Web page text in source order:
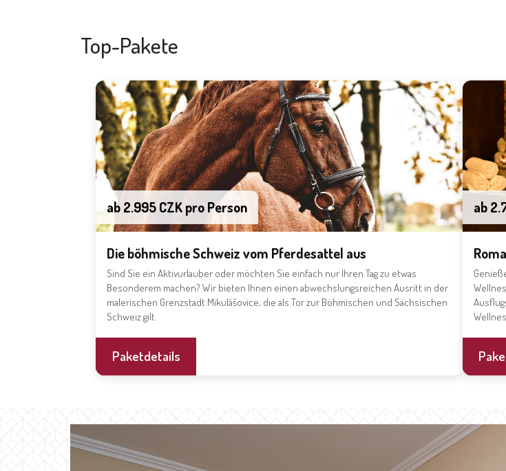
Top-Pakete
Die böhmische Schweiz vom Pferdesattel aus
Sind Sie ein Aktivurlauber oder möchten Sie einfach nur Ihren Tag zu etwas
Besonderem machen? Wir bieten Ihnen einen abwechslungsreichen Ausritt in der
malerischen Grenzstadt Mikulášovice, die als Tor zur Böhmischen und Sächsischen
Schweiz gilt.
ab 2.995 CZK pro Person
Paketdetails
ab